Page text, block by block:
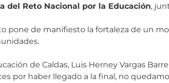
del Reto Nacional por la Educación,
pone de manifiesto la fortaleza de un
de Caldas, Luis Herney Vargas
por haber llegado a la final, no